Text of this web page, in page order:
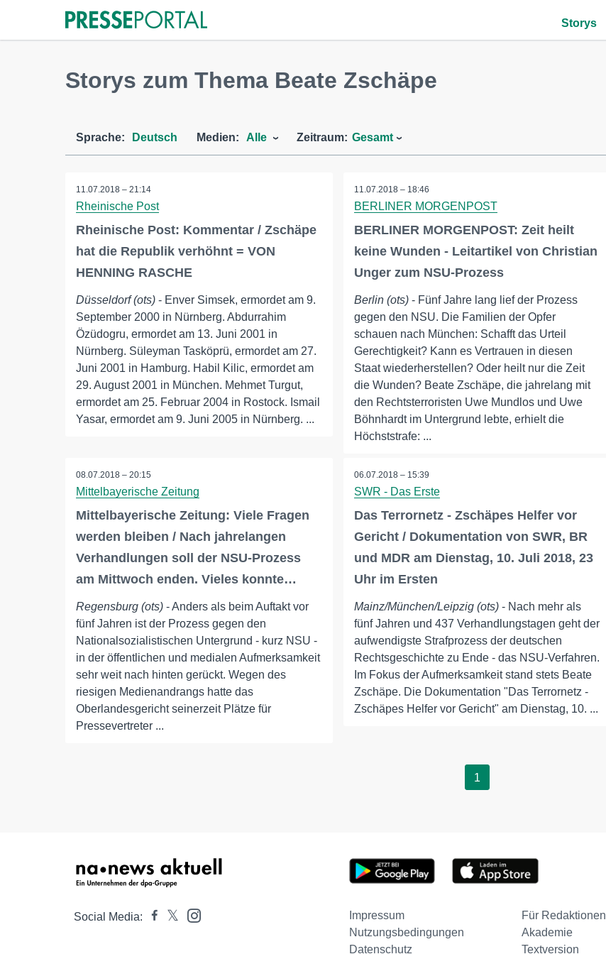
Storys
Storys zum Thema Beate Zschäpe
Sprache: Deutsch Medien: Alle Zeitraum: Gesamt
11.07.2018 – 21:14
Rheinische Post
Rheinische Post: Kommentar / Zschäpe
hat die Republik verhöhnt = VON
HENNING RASCHE
Düsseldorf (ots) - Enver Simsek, ermordet am 9.
September 2000 in Nürnberg. Abdurrahim
Özüdogru, ermordet am 13. Juni 2001 in
Nürnberg. Süleyman Tasköprü, ermordet am 27.
Juni 2001 in Hamburg. Habil Kilic, ermordet am
29. August 2001 in München. Mehmet Turgut,
ermordet am 25. Februar 2004 in Rostock. Ismail
Yasar, ermordet am 9. Juni 2005 in Nürnberg. ...
11.07.2018 – 18:46
BERLINER MORGENPOST
BERLINER MORGENPOST: Zeit heilt
keine Wunden - Leitartikel von Christian
Unger zum NSU-Prozess
Berlin (ots)- Fünf Jahre lang lief der Prozess
gegen den NSU. Die Familien der Opfer
schauen nach München: Schafft das Urteil
Gerechtigkeit? Kann es Vertrauen in diesen
Staat wiederherstellen? Oder heilt nur die Zeit
die Wunden? Beate Zschäpe, die jahrelang mit
den Rechtsterroristen Uwe Mundlos und Uwe
Böhnhardt im Untergrund lebte, erhielt die
Höchststrafe: ...
08.07.2018 – 20:15
Mittelbayerische Zeitung
Mittelbayerische Zeitung: Viele Fragen
werden bleiben / Nach jahrelangen
Verhandlungen soll der NSU-Prozess
am Mittwoch enden. Vieles konnte…
Regensburg (ots) - Anders als beim Auftakt vor
fünf Jahren ist der Prozess gegen den
Nationalsozialistischen Untergrund - kurz NSU -
in der öffentlichen und medialen Aufmerksamkeit
sehr weit nach hinten gerückt. Wegen des
riesigen Medienandrangs hatte das
Oberlandesgericht seinerzeit Plätze für
Pressevertreter ...
06.07.2018 – 15:39
SWR - Das Erste
Das Terrornetz - Zschäpes Helfer vor
Gericht / Dokumentation von SWR, BR
und MDR am Dienstag, 10. Juli 2018, 23
Uhr im Ersten
Mainz/München/Leipzig (ots)- Nach mehr als
fünf Jahren und 437 Verhandlungstagen geht der
aufwendigste Strafprozess der deutschen
Rechtsgeschichte zu Ende - das NSU-Verfahren.
Im Fokus der Aufmerksamkeit stand stets Beate
Zschäpe. Die Dokumentation "Das Terrornetz -
Zschäpes Helfer vor Gericht" am Dienstag, 10. ...
1
Social Media: Impressum Für Redaktionen
Nutzungsbedingungen
Akademie
Datenschutz
Textversion